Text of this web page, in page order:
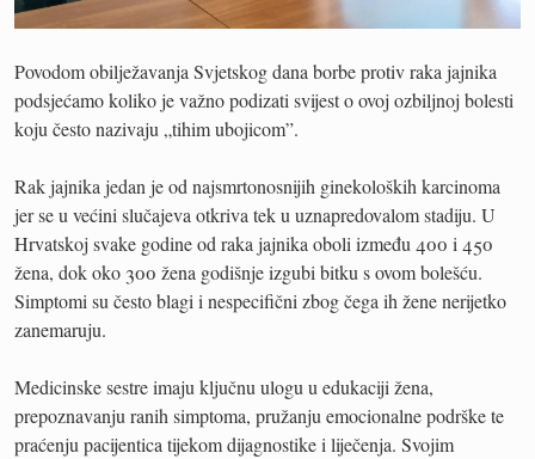
Povodom obilježavanja Svjetskog dana borbe protiv raka jajnika
podsjećamo koliko je važno podizati svijest o ovoj ozbiljnoj bolesti
koju često nazivaju „tihim ubojicom”.
Rak jajnika jedan je od najsmrtonosnijih ginekoloških karcinoma
jer se u većini slučajeva otkriva tek u uznapredovalom stadiju. U
Hrvatskoj svake godine od raka jajnika oboli između 400 i 450
žena, dok oko 300 žena godišnje izgubi bitku s ovom bolešću.
Simptomi su često blagi i nespecifični zbog čega ih žene nerijetko
zanemaruju.
Medicinske sestre imaju ključnu ulogu u edukaciji žena,
prepoznavanju ranih simptoma, pružanju emocionalne podrške te
praćenju pacijentica tijekom dijagnostike i liječenja. Svojim